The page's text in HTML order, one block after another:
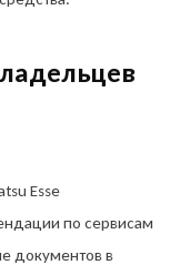
Esse
по сервисам
документов в